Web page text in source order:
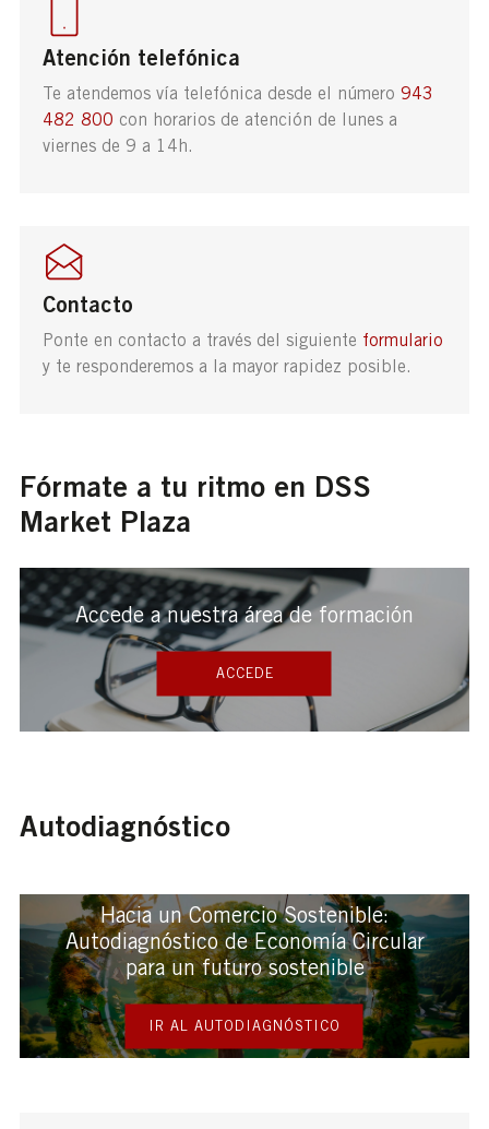
Atención telefónica
Te atendemos vía telefónica desde el número 943
482 800 con horarios de atención de lunes a
viernes de 9 a 14h.
Contacto
Ponte en contacto a través del siguiente formulario
y te responderemos a la mayor rapidez posible.
Fórmate a tu ritmo en DSS
Market Plaza
Accede a nuestra área de formación
ACCEDE
Autodiagnóstico
Hacia un Comercio Sostenible:
Autodiagnóstico de Economía Circular
para un futuro sostenible
IR AL AUTODIAGNÓSTICO